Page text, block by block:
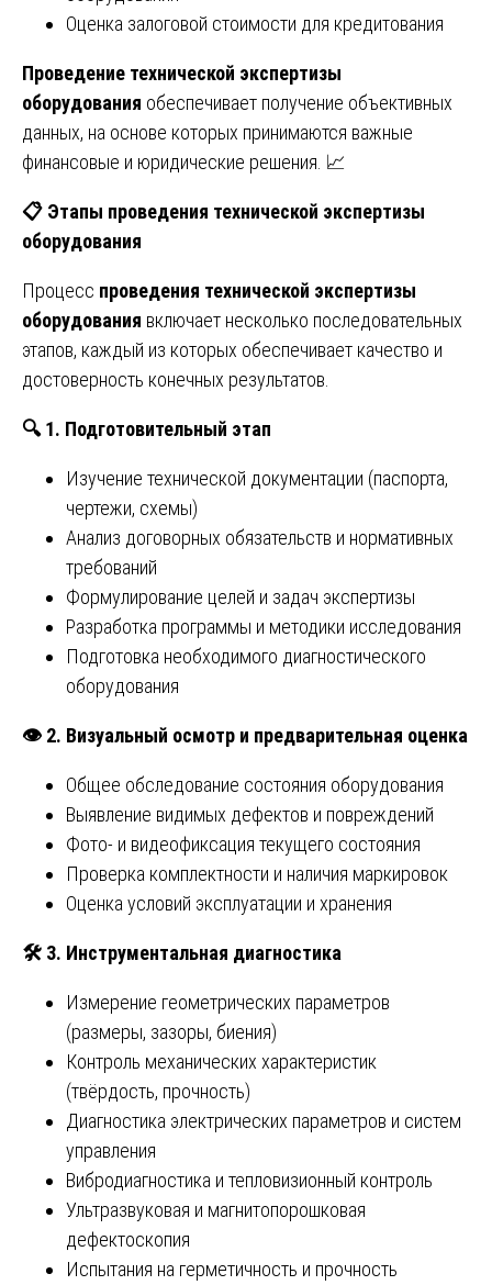
Оценка залоговой стоимости для кредитования
Проведение технической экспертизы
оборудования обеспечивает получение объективных
данных, на основе которых принимаются важные
финансовые и юридические решения. 📈
📋 Этапы проведения технической экспертизы
оборудования
Процесс проведения технической экспертизы
оборудования включает несколько последовательных
этапов, каждый из которых обеспечивает качество и
достоверность конечных результатов.
🔍1. Подготовительный этап
Изучение технической документации (паспорта,
чертежи, схемы)
Анализ договорных обязательств и нормативных
требований
Формулирование целей и задач экспертизы
Разработка программы и методики исследования
Подготовка необходимого диагностического
оборудования
👁 ️ 2. Визуальный осмотр и предварительная оценка
Общее обследование состояния оборудования
Выявление видимых дефектов и повреждений
Фото- и видеофиксация текущего состояния
Проверка комплектности и наличия маркировок
Оценка условий эксплуатации и хранения
🛠 ️ 3. Инструментальная диагностика
Измерение геометрических параметров
(размеры, зазоры, биения)
Контроль механических характеристик
(твёрдость, прочность)
Диагностика электрических параметров и систем
управления
Вибродиагностика и тепловизионный контроль
Ультразвуковая и магнитопорошковая
дефектоскопия
Испытания на герметичность и прочность